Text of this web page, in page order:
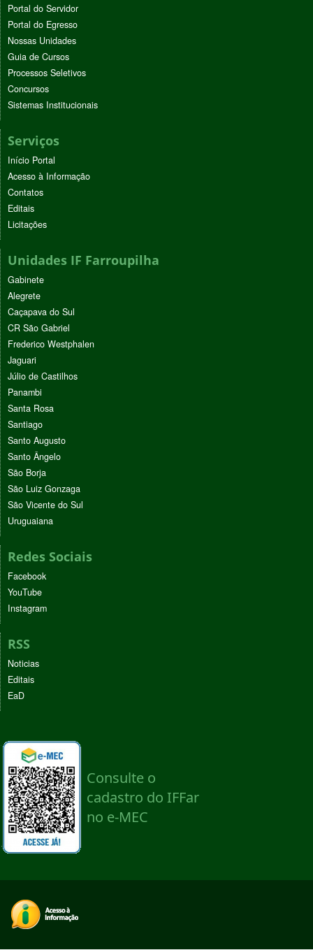
Portal do Servidor
Portal do Egresso
Nossas Unidades
Guia de Cursos
Processos Seletivos
Concursos
Sistemas Institucionais
Serviços
Início Portal
Acesso à Informação
Contatos
Editais
Licitações
Unidades IF Farroupilha
Gabinete
Alegrete
Caçapava do Sul
CR São Gabriel
Frederico Westphalen
Jaguari
Júlio de Castilhos
Panambi
Santa Rosa
Santiago
Santo Augusto
Santo Ângelo
São Borja
São Luiz Gonzaga
São Vicente do Sul
Uruguaiana
Redes Sociais
Facebook
YouTube
Instagram
RSS
Noticias
Editais
EaD